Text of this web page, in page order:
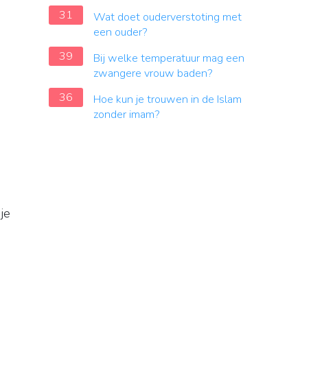
31
Wat doet ouderverstoting met
een ouder?
39
Bij welke temperatuur mag een
zwangere vrouw baden?
36
Hoe kun je trouwen in de Islam
zonder imam?